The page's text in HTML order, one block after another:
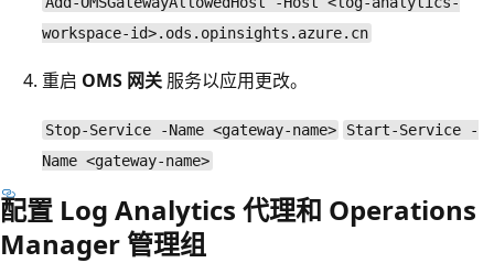
workspace-id>.ods.opinsights.azure.cn
重启 OMS 网关 服务以应用更改。
Stop-Service -Name <gateway-name>
Start-Service -
Name <gateway-name>
配置 Log Analytics 代理和 Operations
Manager 管理组